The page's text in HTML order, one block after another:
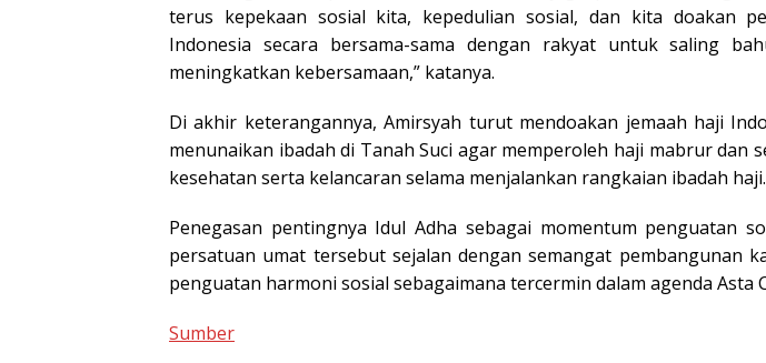
terus kepekaan sosial kita, kepedulian sosial, dan kita doakan
Indonesia secara bersama-sama dengan rakyat untuk saling
meningkatkan kebersamaan,” katanya.
Di akhir keterangannya, Amirsyah turut mendoakan jemaah haji
menunaikan ibadah di Tanah Suci agar memperoleh haji mabrur dan
kesehatan serta kelancaran selama menjalankan rangkaian ibadah haji.
Penegasan pentingnya Idul Adha sebagai momentum penguatan
persatuan umat tersebut sejalan dengan semangat pembangunan
penguatan harmoni sosial sebagaimana tercermin dalam agenda Asta
Sumber